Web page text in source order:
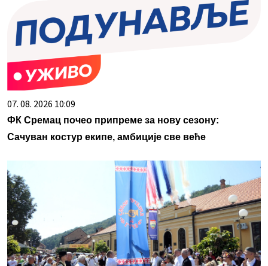
07. 08. 2026 10:09
ФК Сремац почео припреме за нову сезону:
Сачуван костур екипе, амбиције све веће